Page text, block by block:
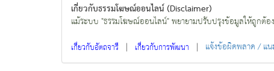
เกี่ยวกับธรรมโฆษณ์ออนไลน์ (Disclaimer)
แม้ระบบ "ธรรมโฆษณ์ออนไลน์" พยายามปรับปรุงข้อมูลให้ถูกต้
เกี่ยวกับอัตถจารี | เกี่ยวกับการพัฒนา | แจ้งข้อผิดพลาด / แน